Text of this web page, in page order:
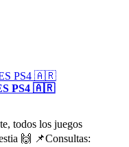
PS4 🇦🇷
todos los juegos
🙌 📌Consultas: